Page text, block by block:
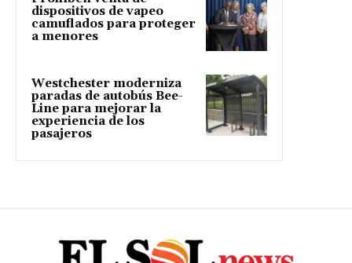
dispositivos de vapeo
camuflados para proteger
a menores
Westchester moderniza
paradas de autobús Bee-
Line para mejorar la
experiencia de los
pasajeros